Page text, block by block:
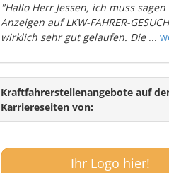
"Hallo Herr Jessen, ich muss
Anzeigen auf LKW-FAHRER-
wirklich sehr gut gelaufen. Die...
Kraftfahrerstellenangebote auf
Karriereseiten von:
Ihr Logo hier!